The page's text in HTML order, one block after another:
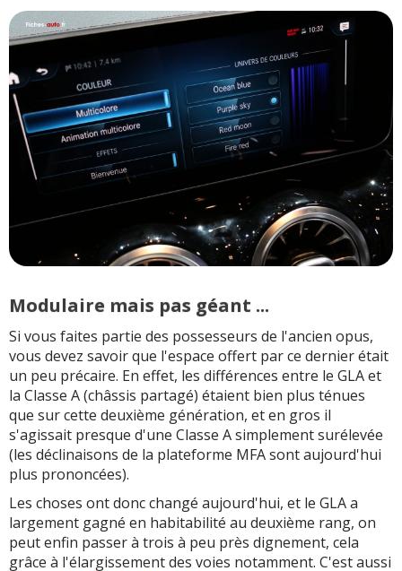
Modulaire mais pas géant ...
Si vous faites partie des possesseurs de l'ancien opus,
vous devez savoir que l'espace offert par ce dernier était
un peu précaire. En effet, les différences entre le GLA et
la Classe A (châssis partagé) étaient bien plus ténues
que sur cette deuxième génération, et en gros il
s'agissait presque d'une Classe A simplement surélevée
(les déclinaisons de la plateforme MFA sont aujourd'hui
plus prononcées).
Les choses ont donc changé aujourd'hui, et le GLA a
largement gagné en habitabilité au deuxième rang, on
peut enfin passer à trois à peu près dignement, cela
grâce à l'élargissement des voies notamment. C'est aussi